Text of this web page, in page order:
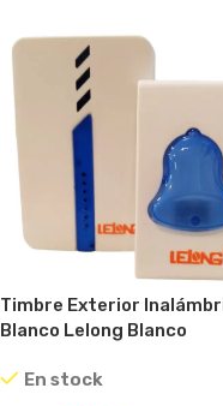
Timbre Exterior
Blanco Lelong Blanco
En stock